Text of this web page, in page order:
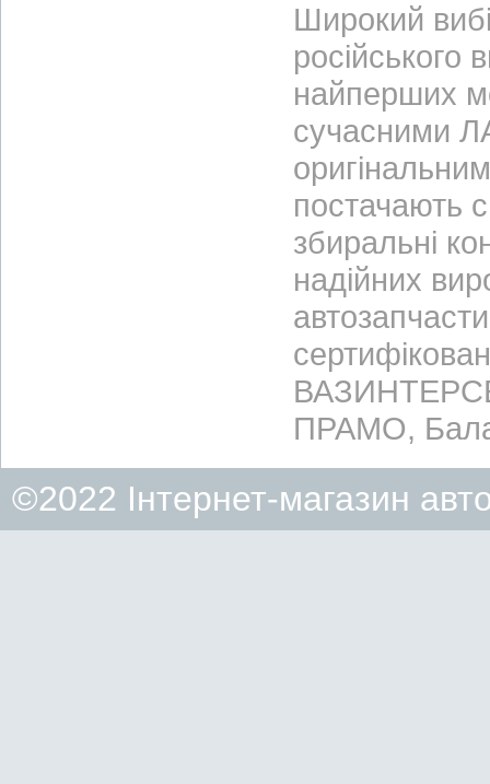
Широкий
найперших
сучасними
постачають
збиральні
надійних
ПРАМО,
©2022 Інтернет-магазин